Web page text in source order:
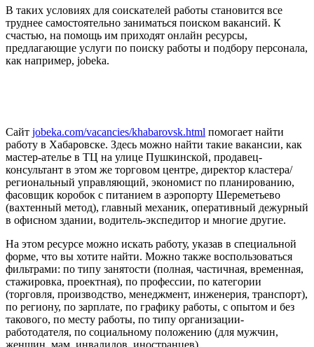
В таких условиях для соискателей работы становится все
труднее самостоятельно заниматься поиском вакансий. К
счастью, на помощь им приходят онлайн ресурсы,
предлагающие услуги по поиску работы и подбору персонала,
как например, jobeka.
Сайт jobeka.com/vacancies/khabarovsk.html помогает найти
работу в Хабаровске. Здесь можно найти такие вакансии, как
мастер-ателье в ТЦ на улице Пушкинской, продавец-
консультант в этом же торговом центре, директор кластера/
региональный управляющий, экономист по планированию,
фасовщик коробок с питанием в аэропорту Шереметьево
(вахтенный метод), главный механик, оперативный дежурный
в офисном здании, водитель-экспедитор и многие другие.
На этом ресурсе можно искать работу, указав в специальной
форме, что вы хотите найти. Можно также воспользоваться
фильтрами: по типу занятости (полная, частичная, временная,
стажировка, проектная), по профессии, по категории
(торговля, производство, менеджмент, инженерия, транспорт),
по региону, по зарплате, по графику работы, с опытом и без
такового, по месту работы, по типу организации-
работодателя, по социальному положению (для мужчин,
женщин, мам, инвалидов, иностранцев).